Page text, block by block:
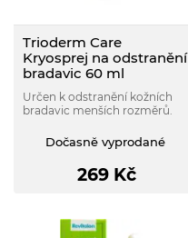
Trioderm Care
Kryosprej na odstranění
bradavic 60 ml
Určen k odstranění kožních
bradavic menších rozměrů.
Dočasně vyprodané
269Kč